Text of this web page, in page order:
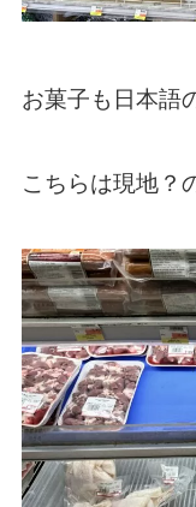
お菓子も日本語
こちらは現地？